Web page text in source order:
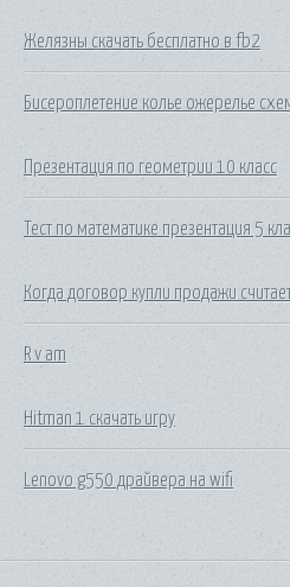
Желязны скачать бесплатно в fb2
Бисероплетение колье ожерелье
Презентация по геометрии 10 класс
Тест по математике презентация 5
Когда договор купли продажи
R v am
Hitman 1 скачать игру
Lenovo g550 драйвера на wifi